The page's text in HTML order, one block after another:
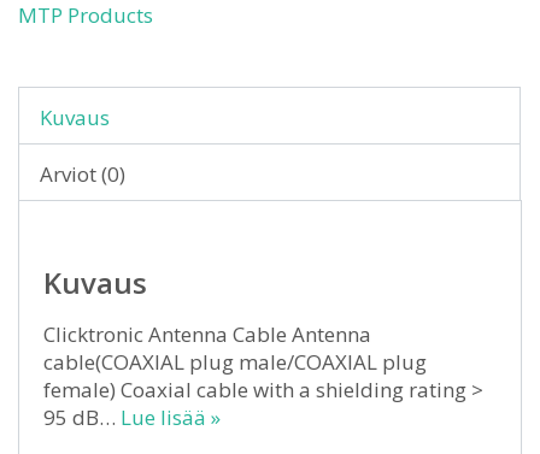
MTP Products
Kuvaus
Arviot (0)
Kuvaus
Clicktronic Antenna Cable Antenna
cable(COAXIAL plug male/COAXIAL plug
female) Coaxial cable with a shielding rating >
95 dB… Lue lisää »